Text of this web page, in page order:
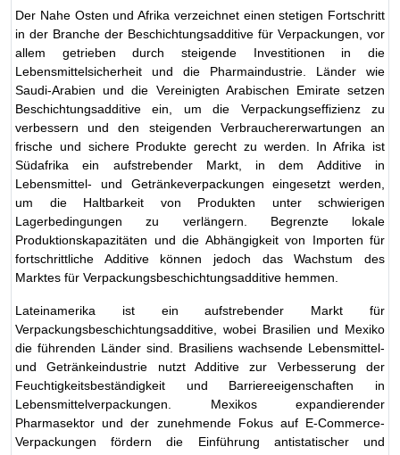
Der Nahe Osten und Afrika verzeichnet einen stetigen Fortschritt
in der Branche der Beschichtungsadditive für Verpackungen, vor
allem getrieben durch steigende Investitionen in die
Lebensmittelsicherheit und die Pharmaindustrie. Länder wie
Saudi-Arabien und die Vereinigten Arabischen Emirate setzen
Beschichtungsadditive ein, um die Verpackungseffizienz zu
verbessern und den steigenden Verbrauchererwartungen an
frische und sichere Produkte gerecht zu werden. In Afrika ist
Südafrika ein aufstrebender Markt, in dem Additive in
Lebensmittel- und Getränkeverpackungen eingesetzt werden,
um die Haltbarkeit von Produkten unter schwierigen
Lagerbedingungen zu verlängern. Begrenzte lokale
Produktionskapazitäten und die Abhängigkeit von Importen für
fortschrittliche Additive können jedoch das Wachstum des
Marktes für Verpackungsbeschichtungsadditive hemmen.
Lateinamerika ist ein aufstrebender Markt für
Verpackungsbeschichtungsadditive, wobei Brasilien und Mexiko
die führenden Länder sind. Brasiliens wachsende Lebensmittel-
und Getränkeindustrie nutzt Additive zur Verbesserung der
Feuchtigkeitsbeständigkeit und Barriereeigenschaften in
Lebensmittelverpackungen. Mexikos expandierender
Pharmasektor und der zunehmende Fokus auf E-Commerce-
Verpackungen fördern die Einführung antistatischer und